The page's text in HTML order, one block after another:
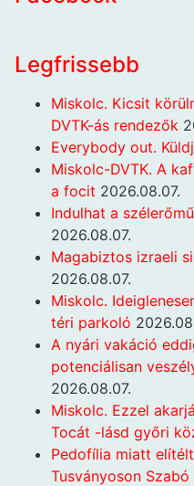
Legfrissebb
Miskolc. Kicsit
DVTK-ás rendezők
Everybody out.
Miskolc-DVTK. A
a focit 2026.08.07.
Indulhat a
2026.08.07.
Magabiztos izraeli
2026.08.07.
Miskolc.
téri parkoló
A nyári vakáció
potenciálisan
2026.08.07.
Miskolc. Ezzel
Tocát -lásd győri
Pedofília miatt
Tusványoson Szabó